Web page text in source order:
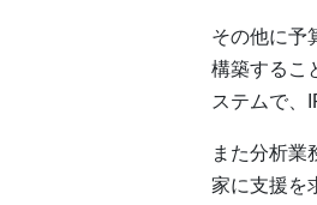
その他に予
構築するこ
ステムで、
また分析業
家に支援を